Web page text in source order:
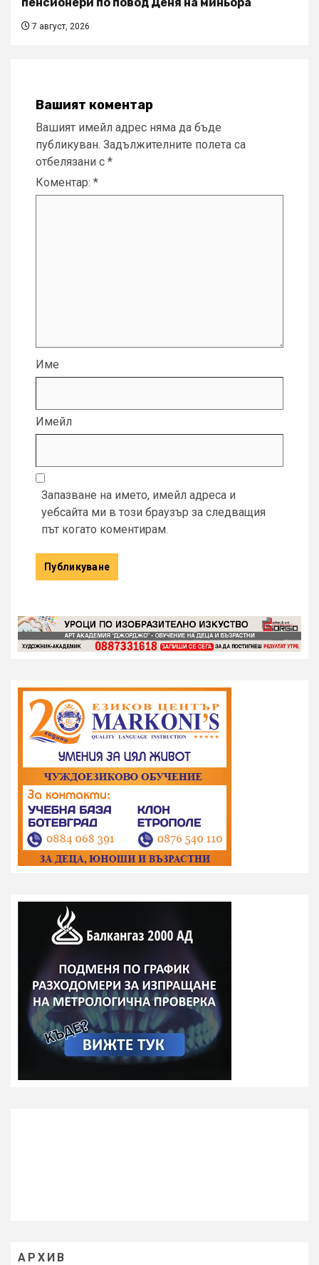
пенсионери по повод Деня на миньора
7 август, 2026
Вашият коментар
Вашият имейл адрес няма да бъде
публикуван. Задължителните полета са
отбелязани с *
Коментар: *
Име
Имейл
Запазване на името, имейл адреса и
уебсайта ми в този браузър за следващия
път когато коментирам.
АРХИВ